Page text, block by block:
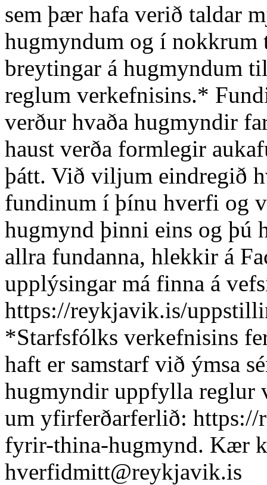
sem þær hafa verið taldar
hugmyndum og í
breytingar á hugmyndum
reglum verkefnisins.*
verður hvaða hugmyndir
haust verða formlegir
þátt. Við viljum eindregið
fundinum í þínu hverfi og
hugmynd þinni eins og
allra fundanna, hlekkir á
upplýsingar má finna á
https://reykjavik.is/
*Starfsfólks verkefnisins
haft er samstarf við ýmsa
hugmyndir uppfylla reglur
um yfirferðarferlið:
fyrir-thina-hugmynd. Kær
hverfidmitt@reykjavik.is